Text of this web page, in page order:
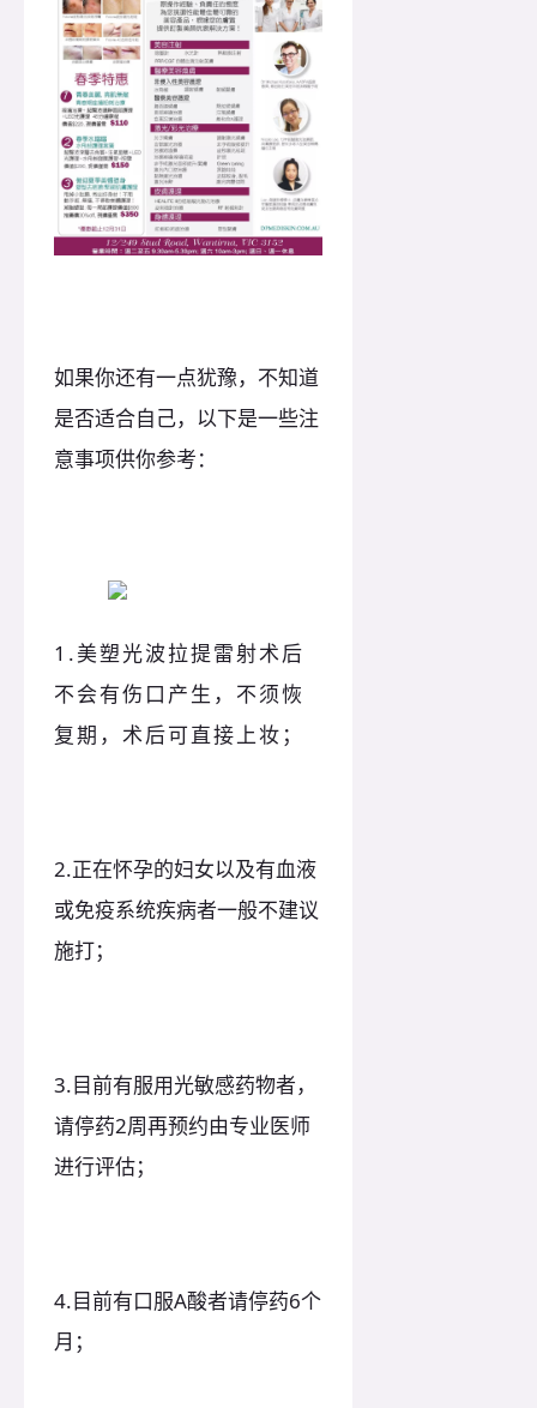
如果你还有一点犹豫，不知道
是否适合自己，以下是一些注
意事项供你参考：
1.美塑光波拉提雷射术后
不会有伤口产生，不须恢
复期，术后可直接上妆；
2.正在怀孕的妇女以及有血液
或免疫系统疾病者一般不建议
施打；
3.目前有服用光敏感药物者，
请停药2周再预约由专业医师
进行评估；
4.目前有口服A酸者请停药6个
月；